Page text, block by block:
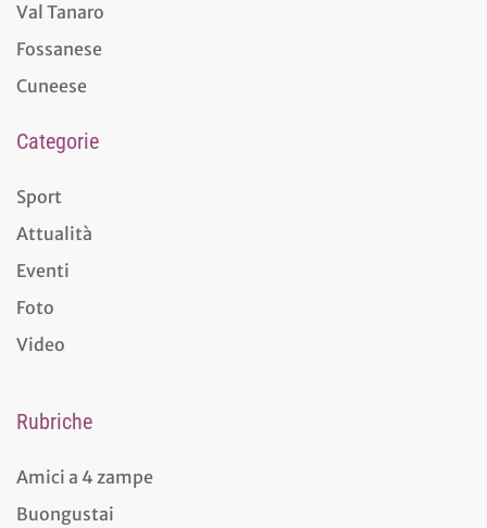
Val Tanaro
Fossanese
Cuneese
Categorie
Sport
Attualità
Eventi
Foto
Video
Rubriche
Amici a 4 zampe
Buongustai